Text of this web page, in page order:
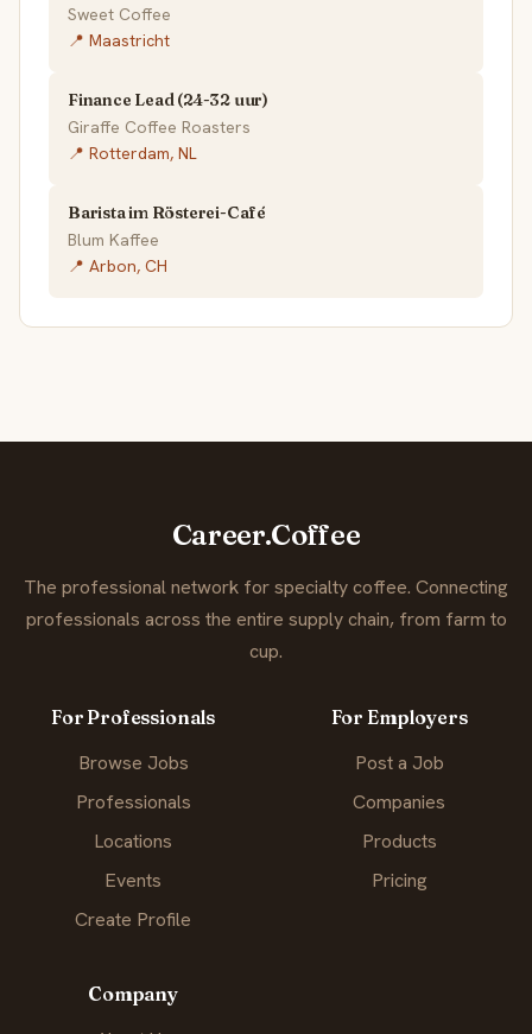
Sweet Coffee
📍 Maastricht
Finance Lead (24-32 uur)
Giraffe Coffee Roasters
📍 Rotterdam, NL
Barista im Rösterei-Café
Blum Kaffee
📍 Arbon, CH
Career.Coffee
The professional network for specialty coffee. Connecting
professionals across the entire supply chain, from farm to
cup.
For Professionals
Browse Jobs
Professionals
Locations
Events
Create Profile
For Employers
Post a Job
Companies
Products
Pricing
Company